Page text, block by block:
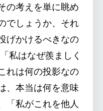
の考えを単に眺め
でしょうか、それ
げかけるべきなの
私はなぜ羨ましく
れは何の投影なの
、本当は何を意味
「私がこれを他人